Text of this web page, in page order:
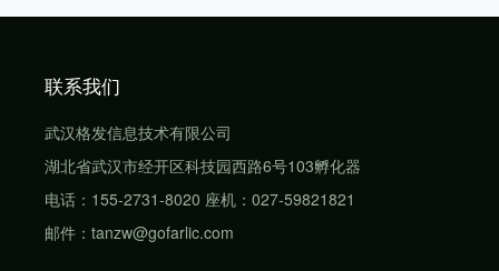
联系我们
武汉格发信息技术有限公司
湖北省武汉市经开区科技园西路6号103孵化器
电话：155-2731-8020 座机：027-59821821
邮件：tanzw@gofarlic.com